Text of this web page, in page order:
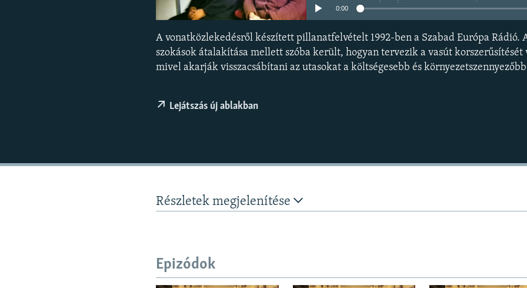
0:00
A vonatközlekedésről készített pillanatfelvételt 1992-ben a Szabad Európa Rádió.
szokások átalakítása mellett szóba került, hogyan tervezik a vasút korszerűsítését
mivel akarják visszacsábítani az utasokat a költségesebb és
Lejátszás új ablakban
Részletek megjelenítése
Epizódok